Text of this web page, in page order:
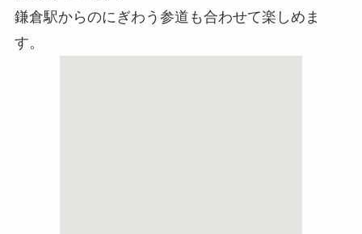
鎌倉駅からのにぎわう参道も合わせて楽しめま
す。